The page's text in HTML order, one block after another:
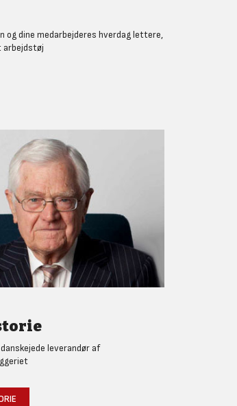
og dine medarbejderes hverdag lettere,
arbejdstøj
leverandør af